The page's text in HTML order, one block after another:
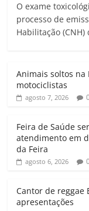
a
t
s
p
c
e
b
k
i
t
t
O exame
processo de
Habilitação (CNH)
Animais soltos na
motociclistas
agosto 7, 2026
Feira de Saúde
atendimento em
da Feira
agosto 6, 2026
Cantor de reggae
apresentações